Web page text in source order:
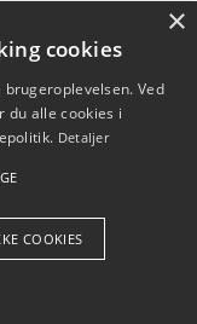
påvirker vores
×
cookies
Ved
du alle cookies i
Detaljer
COOKIES